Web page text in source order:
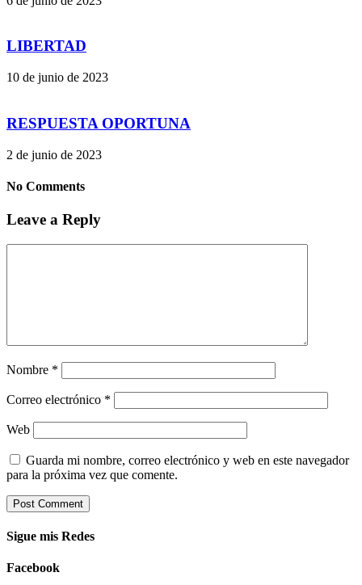
LIBERTAD
10 de junio de 2023
RESPUESTA OPORTUNA
2 de junio de 2023
No Comments
Leave a Reply
Nombre *
Correo electrónico *
Web
Guarda mi nombre, correo electrónico y web en este navegador
para la próxima vez que comente.
Sigue mis Redes
Facebook